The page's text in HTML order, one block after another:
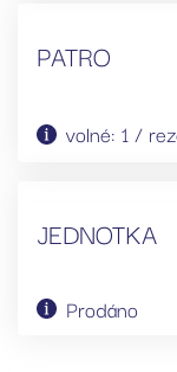
PATRO
volné: 1 /
JEDNOTKA
Prodáno